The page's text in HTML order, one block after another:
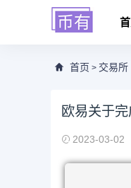
首页 > 交易所
欧易关于
2023-03-02